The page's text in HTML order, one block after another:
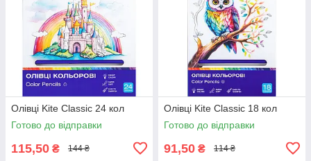
Олівці Kite Classic 24 кол
Готово до відправки
115,50 ₴ 144 ₴
Олівці Kite Classic 18 кол
Готово до відправки
91,50 ₴ 114 ₴